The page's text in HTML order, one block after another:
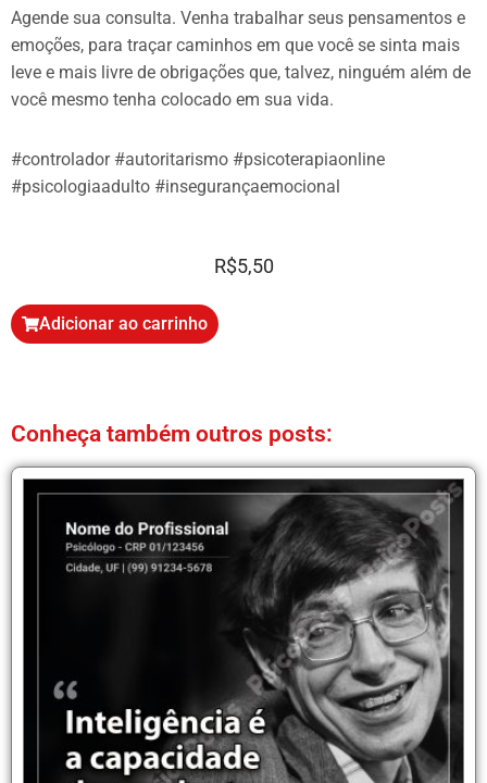
Agende sua consulta. Venha trabalhar seus pensamentos e
emoções, para traçar caminhos em que você se sinta mais
leve e mais livre de obrigações que, talvez, ninguém além de
você mesmo tenha colocado em sua vida.
#controlador #autoritarismo #psicoterapiaonline
#psicologiaadulto #insegurançaemocional
R$5,50
Adicionar ao carrinho
Conheça também outros posts: